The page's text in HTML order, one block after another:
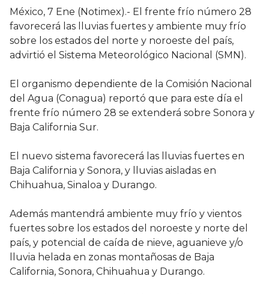
México, 7 Ene (Notimex).- El frente frío número 28
favorecerá las lluvias fuertes y ambiente muy frío
sobre los estados del norte y noroeste del país,
advirtió el Sistema Meteorológico Nacional (SMN).
El organismo dependiente de la Comisión Nacional
del Agua (Conagua) reportó que para este día el
frente frío número 28 se extenderá sobre Sonora y
Baja California Sur.
El nuevo sistema favorecerá las lluvias fuertes en
Baja California y Sonora, y lluvias aisladas en
Chihuahua, Sinaloa y Durango.
Además mantendrá ambiente muy frío y vientos
fuertes sobre los estados del noroeste y norte del
país, y potencial de caída de nieve, aguanieve y/o
lluvia helada en zonas montañosas de Baja
California, Sonora, Chihuahua y Durango.